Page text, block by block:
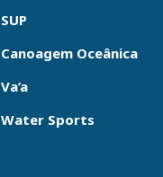
SUP
Canoagem Oceânica
Va’a
Water Sports